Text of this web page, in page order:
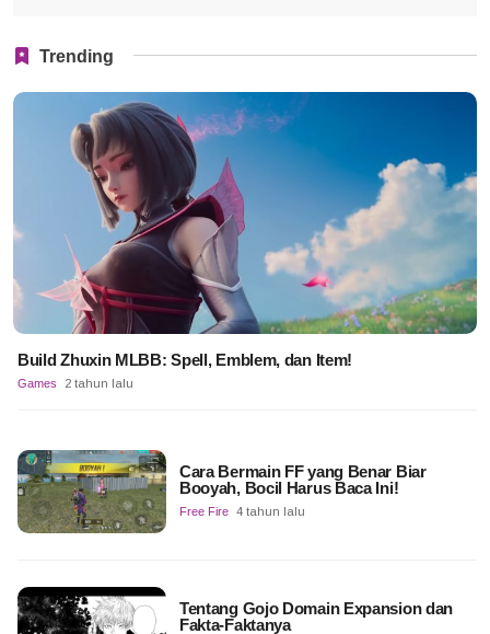
Trending
Build Zhuxin MLBB: Spell, Emblem, dan Item!
Games 2 tahun lalu
Cara Bermain FF yang Benar Biar
Booyah, Bocil Harus Baca Ini!
Free Fire 4 tahun lalu
Tentang Gojo Domain Expansion dan
Fakta-Faktanya